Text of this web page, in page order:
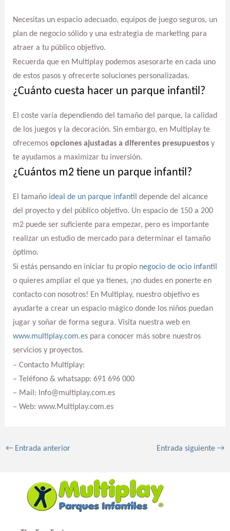
Necesitas un espacio adecuado, equipos de juego seguros, un
plan de negocio sólido y una estrategia de marketing para
atraer a tu público objetivo.
Recuerda que en Multiplay podemos asesorarte en cada uno
de estos pasos y ofrecerte soluciones personalizadas.
¿Cuánto cuesta hacer un parque infantil?
El coste varía dependiendo del tamaño del parque, la calidad
de los juegos y la decoración. Sin embargo, en Multiplay te
ofrecemos opciones ajustadas a diferentes presupuestosy
te ayudamos a maximizar tu inversión.
¿Cuántos m2 tiene un parque infantil?
El tamaño ideal de un parque infantil depende del alcance
del proyecto y del público objetivo. Un espacio de 150 a 200
m2 puede ser suficiente para empezar, pero es importante
realizar un estudio de mercado para determinar el tamaño
óptimo.
Si estás pensando en iniciar tu propio negocio de ocio infantil
o quieres ampliar el que ya tienes, ¡no dudes en ponerte en
contacto con nosotros! En Multiplay, nuestro objetivo es
ayudarte a crear un espacio mágico donde los niños puedan
jugar y soñar de forma segura. Visita nuestra web en
www.multiplay.com.espara conocer más sobre nuestros
servicios y proyectos.
– Contacto Multiplay:
– Teléfono & whatsapp: 691 696 000
– Mail: Info@multiplay.com.es
– Web: www.Multiplay.com.es
←Entrada anterior Entrada siguiente→